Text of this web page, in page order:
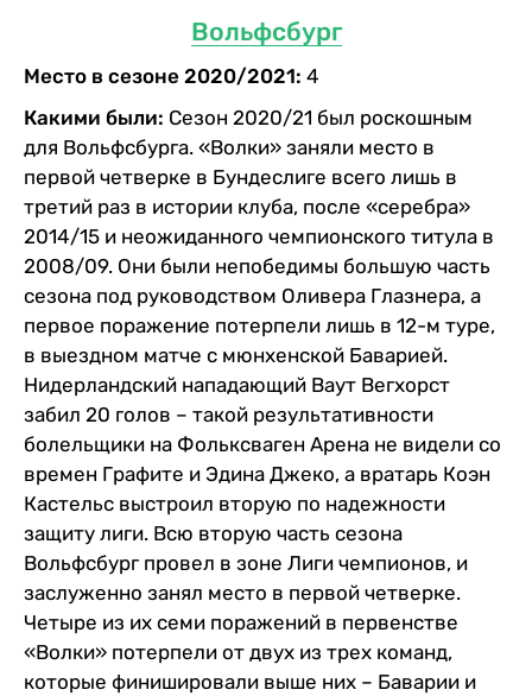
Вольфсбург
Место в сезоне 2020/2021: 4
Какими были: Сезон 2020/21 был роскошным
для Вольфсбурга. «Волки» заняли место в
первой четверке в Бундеслиге всего лишь в
третий раз в истории клуба, после «серебра»
2014/15 и неожиданного чемпионского титула в
2008/09. Они были непобедимы большую часть
сезона под руководством Оливера Глазнера, а
первое поражение потерпели лишь в 12-м туре,
в выездном матче с мюнхенской Баварией.
Нидерландский нападающий Ваут Вегхорст
забил 20 голов – такой результативности
болельщики на Фольксваген Арена не видели со
времен Графите и Эдина Джеко, а вратарь Коэн
Кастельс выстроил вторую по надежности
защиту лиги. Всю вторую часть сезона
Вольфсбург провел в зоне Лиги чемпионов, и
заслуженно занял место в первой четверке.
Четыре из их семи поражений в первенстве
«Волки» потерпели от двух из трех команд,
которые финишировали выше них – Баварии и